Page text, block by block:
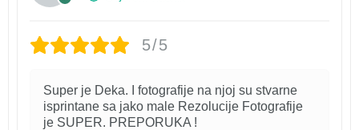
5/5
Super je Deka. I fotografije na njoj su stvarne
isprintane sa jako male Rezolucije Fotografije
je SUPER. PREPORUKA !